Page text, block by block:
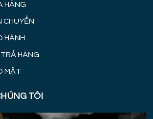
HÀNG
CHUYỂN
HÀNH
HÀNG
MẬT
TÔI